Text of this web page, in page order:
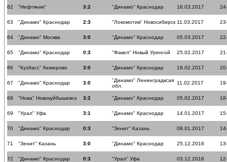
62 "Нефтяник" 3:2 "Динамо" Краснодар 18.03.2017
63 "Динамо" Краснодар 2:3 "Локомотив" Новосибирск 11.03.2017
64 "Динамо" Москва 3:0 "Динамо" Краснодар 05.03.2017
65 "Динамо" Краснодар 0:3 "Факел" Новый Уренгой 25.02.2017
66 "Кузбасс" Кемерово 3:0 "Динамо" Краснодар 19.02.2017
67 "Динамо" Краснодар 3:0
"Динамо" Ленинградксая
обл.
11.02.2017
68 "Нова" Новокуйбышевск 3:2 "Динамо" Краснодар 05.02.2017
69 "Урал" Уфа 3:1 "Динамо" Краснодар 14.01.2017
70 "Динамо" Краснодар 0:3 "Зенит" Казань 08.01.2017
71 "Зенит" Казань 3:0 "Динамо" Краснодар 25.12.2016
72 "Динамо" Краснодар 0:3 "Урал" Уфа 03.12.2016